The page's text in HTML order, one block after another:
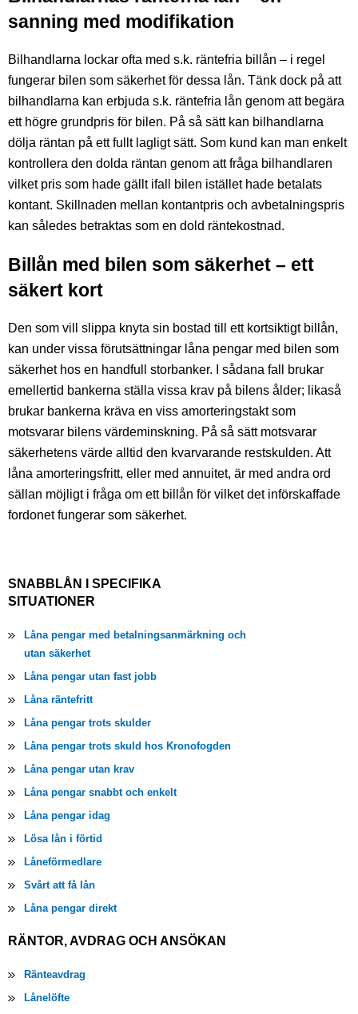
sanning med modifikation
Bilhandlarna lockar ofta med s.k. räntefria billån – i regel
fungerar bilen som säkerhet för dessa lån. Tänk dock på att
bilhandlarna kan erbjuda s.k. räntefria lån genom att begära
ett högre grundpris för bilen. På så sätt kan bilhandlarna
dölja räntan på ett fullt lagligt sätt. Som kund kan man enkelt
kontrollera den dolda räntan genom att fråga bilhandlaren
vilket pris som hade gällt ifall bilen istället hade betalats
kontant. Skillnaden mellan kontantpris och avbetalningspris
kan således betraktas som en dold räntekostnad.
Billån med bilen som säkerhet – ett
säkert kort
Den som vill slippa knyta sin bostad till ett kortsiktigt billån,
kan under vissa förutsättningar låna pengar med bilen som
säkerhet hos en handfull storbanker. I sådana fall brukar
emellertid bankerna ställa vissa krav på bilens ålder; likaså
brukar bankerna kräva en viss amorteringstakt som
motsvarar bilens värdeminskning. På så sätt motsvarar
säkerhetens värde alltid den kvarvarande restskulden. Att
låna amorteringsfritt, eller med annuitet, är med andra ord
sällan möjligt i fråga om ett billån för vilket det införskaffade
fordonet fungerar som säkerhet.
SNABBLÅN I SPECIFIKA
SITUATIONER
Låna pengar med betalningsanmärkning och
utan säkerhet
Låna pengar utan fast jobb
Låna räntefritt
Låna pengar trots skulder
Låna pengar trots skuld hos Kronofogden
Låna pengar utan krav
Låna pengar snabbt och enkelt
Låna pengar idag
Lösa lån i förtid
Låneförmedlare
Svårt att få lån
Låna pengar direkt
RÄNTOR, AVDRAG OCH ANSÖKAN
Ränteavdrag
Lånelöfte